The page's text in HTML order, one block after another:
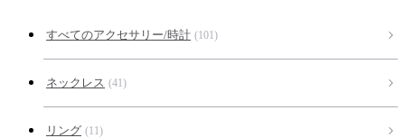
すべてのアクセサリー/時計 (101)
ネックレス (41)
リング (11)